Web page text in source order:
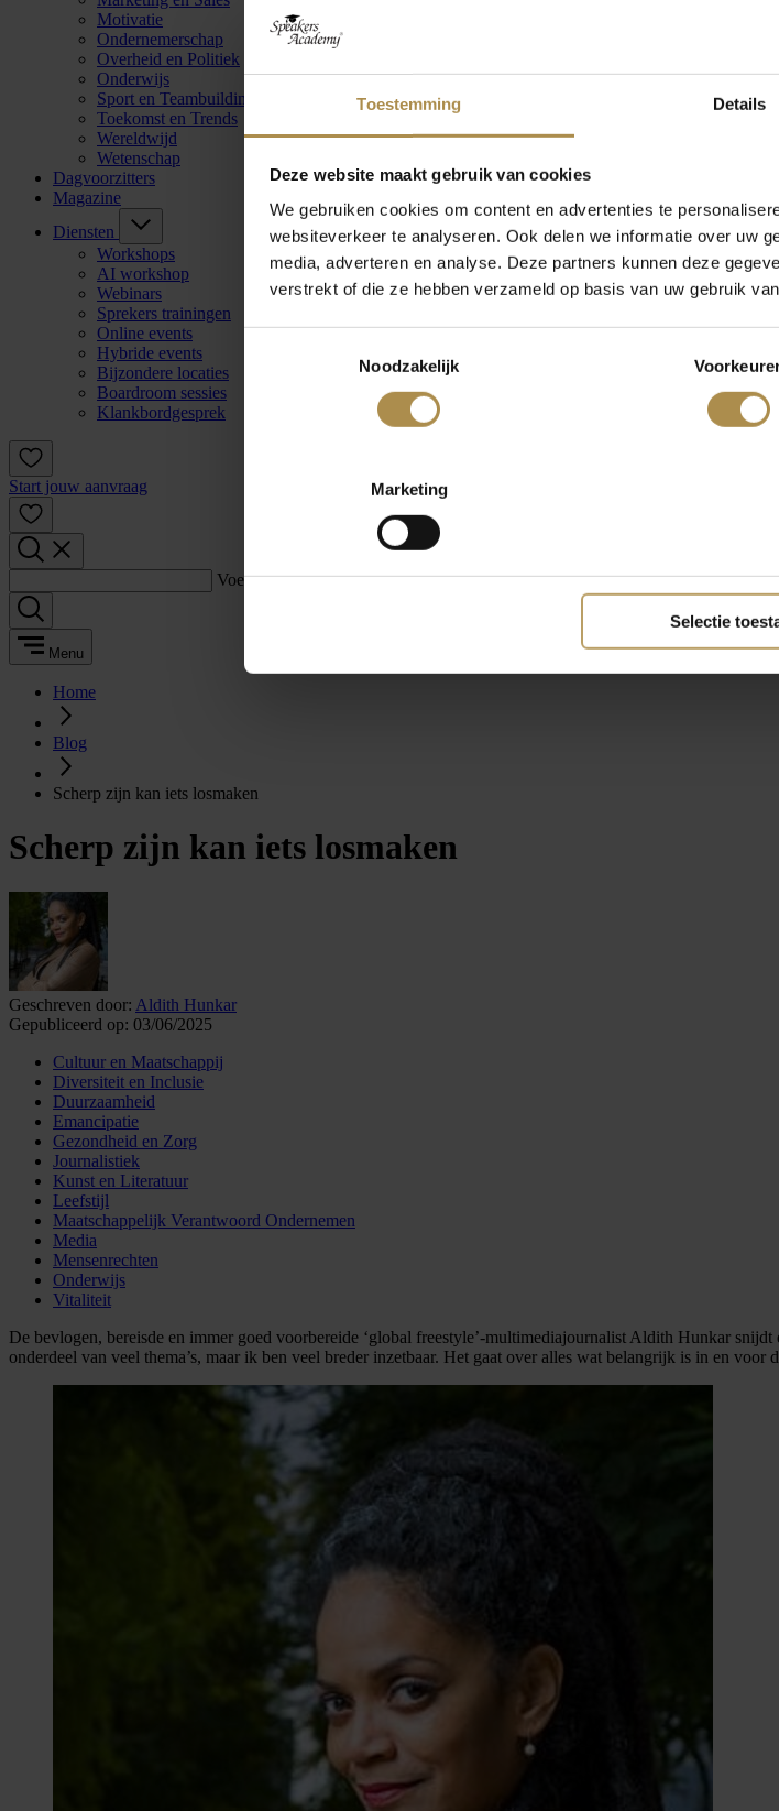
Toestemming Details
Deze website maakt gebruik van cookies
We gebruiken cookies om content en advertenties te
websiteverkeer te analyseren. Ook delen we informatie over uw
media, adverteren en analyse. Deze partners kunnen deze
verstrekt of die ze hebben verzameld op basis van uw gebruik
Noodzakelijk
Marketing
Selectie
Motivatie
Ondernemerschap
Overheid en Politiek
Onderwijs
Sport en Teambuilding
Toekomst en Trends
Wereldwijd
Wetenschap
Dagvoorzitters
Magazine
Diensten
Workshops
AI workshop
Webinars
Sprekers trainingen
Online events
Hybride events
Bijzondere locaties
Boardroom sessies
Klankbordgesprek
Start jouw aanvraag
Voer een zoekterm in:
Menu
Home
Blog
Scherp zijn kan iets losmaken
Scherp zijn kan iets losmaken
Geschreven door: Aldith Hunkar
Gepubliceerd op: 03/06/2025
Cultuur en Maatschappij
Diversiteit en Inclusie
Duurzaamheid
Emancipatie
Gezondheid en Zorg
Journalistiek
Kunst en Literatuur
Leefstijl
Maatschappelijk Verantwoord Ondernemen
Media
Mensenrechten
Onderwijs
Vitaliteit
De bevlogen, bereisde en immer goed voorbereide ‘global freestyle’-multimediajournalist Aldith Hunkar
onderdeel van veel thema’s, maar ik ben veel breder inzetbaar. Het gaat over alles wat belangrijk is in en